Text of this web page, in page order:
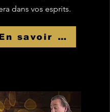
dans vos esprits.
En savoir Plus